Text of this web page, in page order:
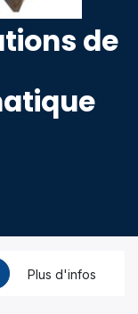
de
Plus d'infos